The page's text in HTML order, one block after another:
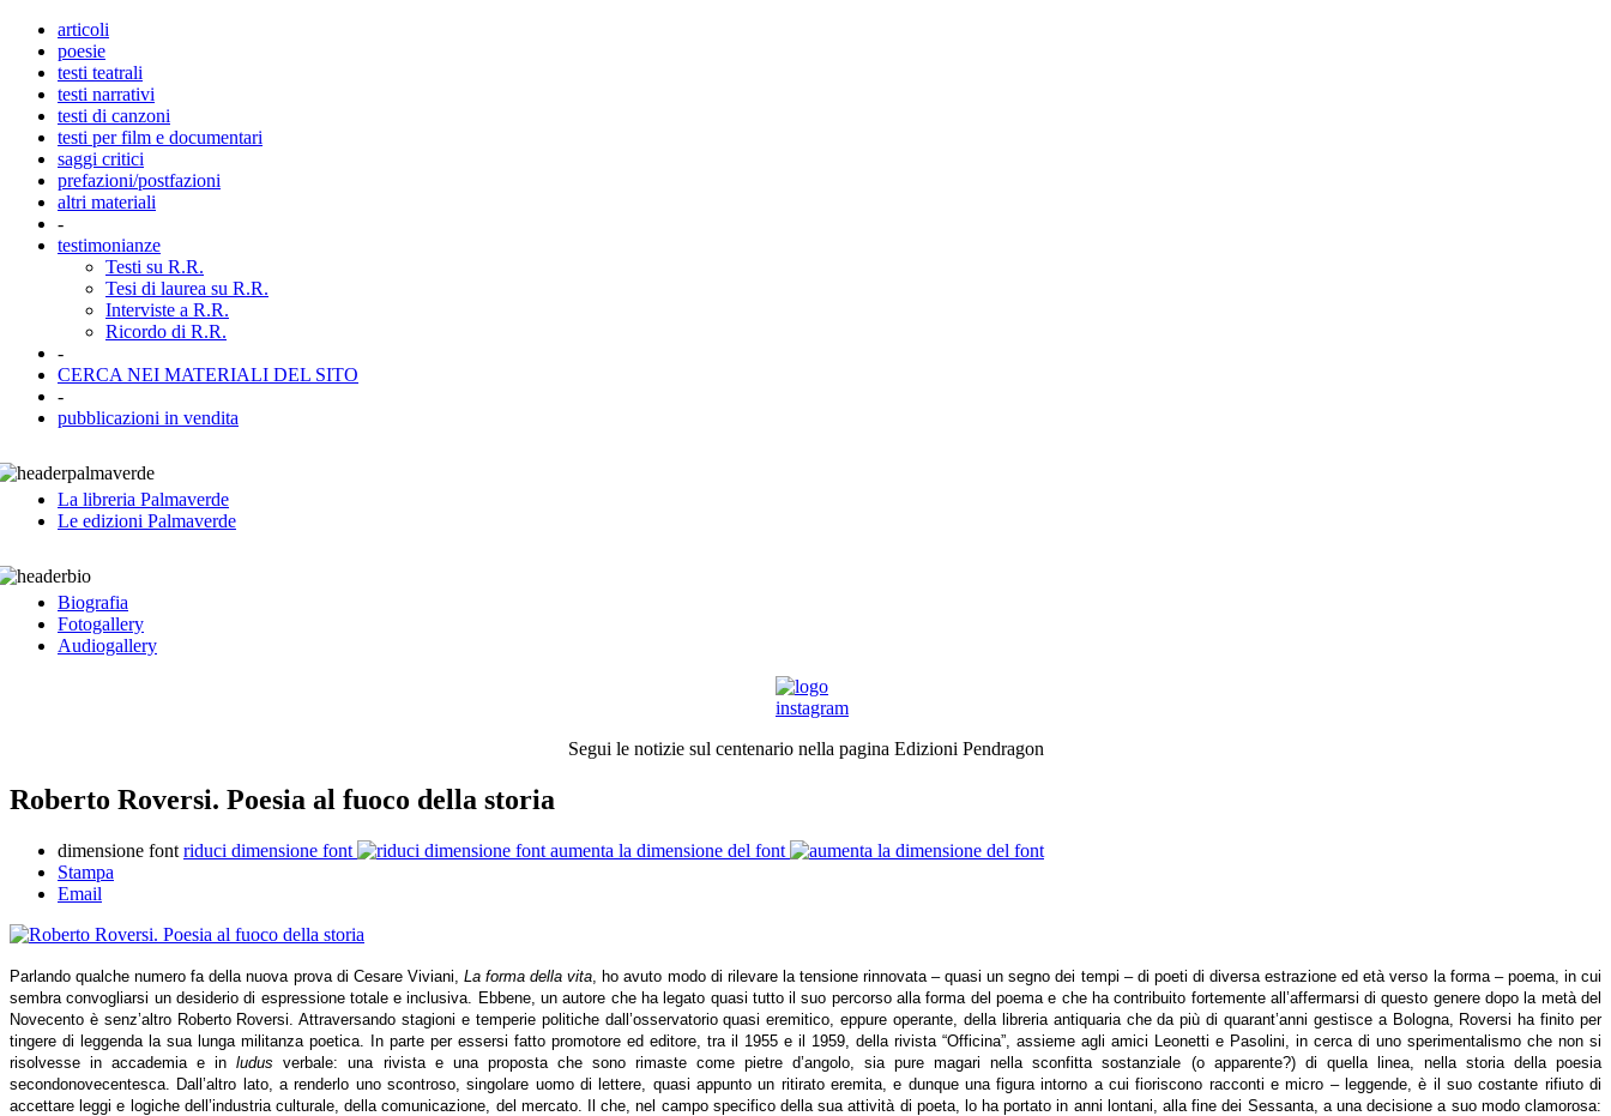
articoli
poesie
testi teatrali
testi narrativi
testi di canzoni
testi per film e documentari
saggi critici
prefazioni/postfazioni
altri materiali
-
testimonianze
Testi su R.R.
Tesi di laurea su R.R.
Interviste a R.R.
Ricordo di R.R.
-
CERCA NEI MATERIALI DEL SITO
-
pubblicazioni in vendita
La libreria Palmaverde
Le edizioni Palmaverde
Biografia
Fotogallery
Audiogallery
Segui le notizie sul centenario nella pagina Edizioni Pendragon
Roberto Roversi. Poesia al fuoco della storia
dimensione font riduci dimensione font
aumenta la dimensione del font
Stampa
Email
Parlando qualche numero fa della nuova prova di Cesare Viviani, La forma della vita , ho avuto modo di rilevare la tensione rinnovata – quasi un segno dei tempi – di poeti di diversa estrazione ed età verso la forma – poema, in cui
sembra convogliarsi un desiderio di espressione totale e inclusiva. Ebbene, un autore che ha legato quasi tutto il suo percorso alla forma del poema e che ha contribuito fortemente all’affermarsi di questo genere dopo la metà del
Novecento è senz’altro Roberto Roversi. Attraversando stagioni e temperie politiche dall’osservatorio quasi eremitico, eppure operante, della libreria antiquaria che da più di quarant’anni gestisce a Bologna, Roversi ha finito per
tingere di leggenda la sua lunga militanza poetica. In parte per essersi fatto promotore ed editore, tra il 1955 e il 1959, della rivista “Officina”, assieme agli amici Leonetti e Pasolini, in cerca di uno sperimentalismo che non si
risolvesse in accademia e inludus verbale: una rivista e una proposta che sono rimaste come pietre d’angolo, sia pure magari nella sconfitta sostanziale (o apparente?) di quella linea, nella storia della poesia
secondonovecentesca. Dall’altro lato, a renderlo uno scontroso, singolare uomo di lettere, quasi appunto un ritirato eremita, e dunque una figura intorno a cui fioriscono racconti e micro – leggende, è il suo costante rifiuto di
accettare leggi e logiche dell’industria culturale, della comunicazione, del mercato. Il che, nel campo specifico della sua attività di poeta, lo ha portato in anni lontani, alla fine dei Sessanta, a una decisione a suo modo clamorosa: